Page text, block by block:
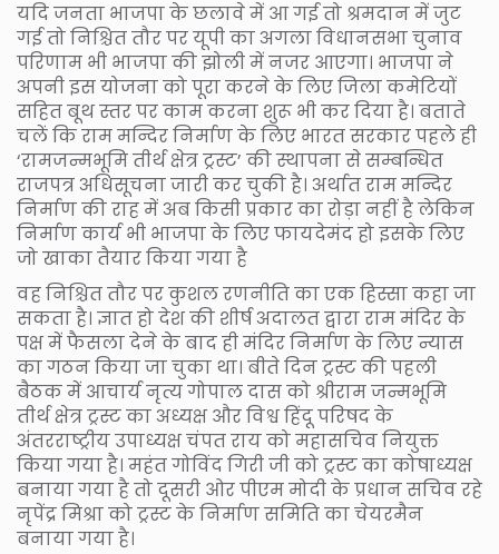
यदि जनता भाजपा के छलावे में आ गई तो श्रमदान में जुट
गई तो निश्चित तौर पर यूपी का अगला विधानसभा चुनाव
परिणाम भी भाजपा की झोली में नजर आएगा। भाजपा ने
अपनी इस योजना को पूरा करने के लिए जिला कमेटियों
सहित बूथ स्तर पर काम करना शुरू भी कर दिया है। बताते
चलें कि राम मन्दिर निर्माण के लिए भारत सरकार पहले ही
‘रामजन्मभूमि तीर्थ क्षेत्र ट्रस्ट’ की स्थापना से सम्बन्धित
राजपत्र अधिसूचना जारी कर चुकी है। अर्थात राम मन्दिर
निर्माण की राह में अब किसी प्रकार का रोड़ा नहीं है लेकिन
निर्माण कार्य भी भाजपा के लिए फायदेमंद हो इसके लिए
जो खाका तैयार किया गया है
वह निश्चित तौर पर कुशल रणनीति का एक हिस्सा कहा जा
सकता है। ज्ञात हो देश की शीर्ष अदालत द्वारा राम मंदिर के
पक्ष में फैसला देने के बाद ही मंदिर निर्माण के लिए न्यास
का गठन किया जा चुका था। बीते दिन ट्रस्ट की पहली
बैठक में आचार्य नृत्य गोपाल दास को श्रीराम जन्मभूमि
तीर्थ क्षेत्र ट्रस्ट का अध्यक्ष और विश्व हिंदू परिषद के
अंतरराष्ट्रीय उपाध्यक्ष चंपत राय को महासचिव नियुक्त
किया गया है। महंत गोविंद गिरी जी को ट्रस्ट का कोषाध्यक्ष
बनाया गया है तो दूसरी ओर पीएम मोदी के प्रधान सचिव रहे
नृपेंद्र मिश्रा को ट्रस्ट के निर्माण समिति का चेयरमैन
बनाया गया है।